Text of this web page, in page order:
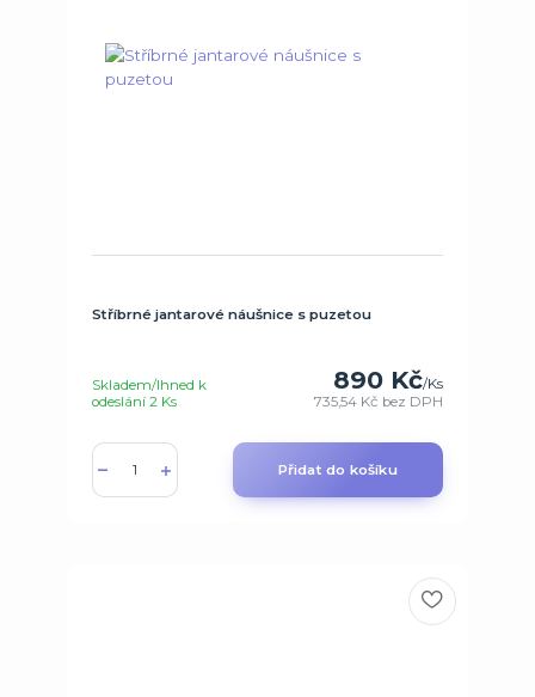
Stříbrné jantarové náušnice s puzetou
890 Kč/Ks
735,54 Kč bez DPH
Skladem/Ihned k
odeslání 2 Ks
Přidat do košíku